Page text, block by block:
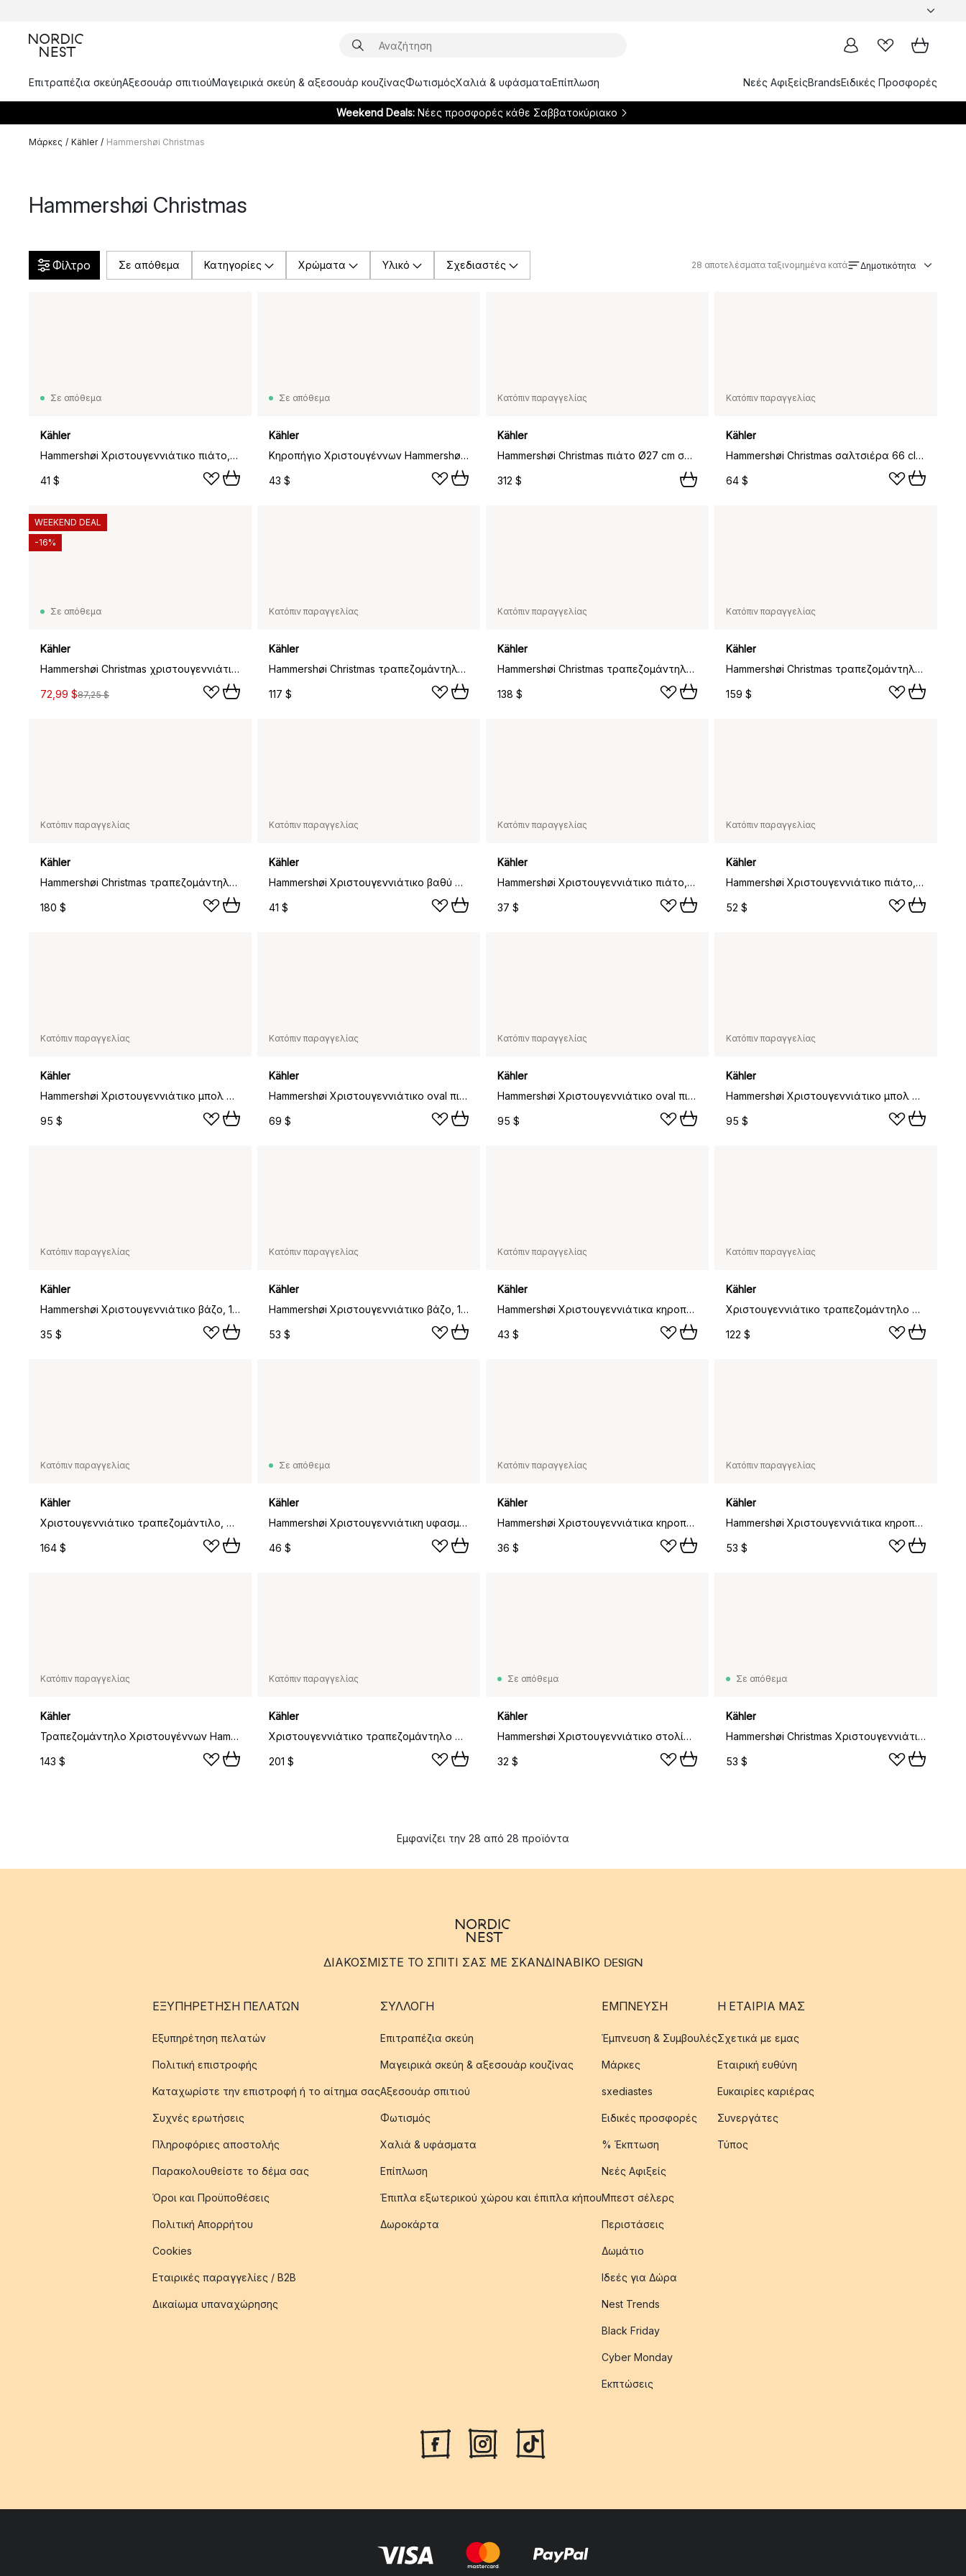
Επιτραπέζια σκεύηΑξεσουάρ σπιτιούΜαγειρικά σκεύη & αξεσουάρ κουζίναςΦωτισμόςΧαλιά & υφάσματαΕπίπλωση Νεές ΑφιξείςBrandsΕιδικές Προσφορές
Weekend Deals: Νέες προσφορές κάθε Σαββατοκύριακο
Μάρκες / Kähler / Hammershøi Christmas
Hammershøi Christmas
Φίλτρο Σε απόθεμα Κατηγορίες Χρώματα Υλικό Σχεδιαστές 28 αποτελέσματα ταξινομημένα κατά Δημοτικότητα
Σε απόθεμα
Kähler
Hammershøi Χριστουγεννιάτικο πιάτο, 22 εκ
41 $
Σε απόθεμα
Kähler
Κηροπήγιο Χριστουγέννων Hammershøi Ø13 εκ., Άσπρο
43 $
Κατόπιν παραγγελίας
Kähler
Hammershøi Christmas πιάτο Ø27 cm συσκευασία 6 τεμαχίων,
312 $
Κατόπιν παραγγελίας
Kähler
Hammershøi Christmas σαλτσιέρα 66 cl, Άσπρο
64 $
Σε απόθεμα
Kähler
Hammershøi Christmas χριστουγεννιάτικη κούπα 33 cl 2 μέρη, 2020 & 2021
72,99 $87,25 $
WEEKEND DEAL
-16%
Κατόπιν παραγγελίας
Kähler
Hammershøi Christmas τραπεζομάντηλο μπεζ, 150x220 εκ.
117 $
Κατόπιν παραγγελίας
Kähler
Hammershøi Christmas τραπεζομάντηλο μπεζ, 150x270 εκ.
138 $
Κατόπιν παραγγελίας
Kähler
Hammershøi Christmas τραπεζομάντηλο μπεζ, 150x320 εκ.
159 $
Κατόπιν παραγγελίας
Kähler
Hammershøi Christmas τραπεζομάντηλο μπεζ, 150x370 εκ.
180 $
Κατόπιν παραγγελίας
Kähler
Hammershøi Χριστουγεννιάτικο βαθύ πιάτο, 21 εκ
41 $
Κατόπιν παραγγελίας
Kähler
Hammershøi Χριστουγεννιάτικο πιάτο, 19 εκ
37 $
Κατόπιν παραγγελίας
Kähler
Hammershøi Χριστουγεννιάτικο πιάτο, 27 εκ
52 $
Κατόπιν παραγγελίας
Kähler
Hammershøi Χριστουγεννιάτικο μπολ Ø23 εκ, άσπρο
95 $
Κατόπιν παραγγελίας
Kähler
Hammershøi Χριστουγεννιάτικο oval πιατάκι, 22,5x28,5 cm
69 $
Κατόπιν παραγγελίας
Kähler
Hammershøi Χριστουγεννιάτικο oval πιατάκι, 27x34 εκ
95 $
Κατόπιν παραγγελίας
Kähler
Hammershøi Χριστουγεννιάτικο μπολ Ø30 εκ, άσπρο
95 $
Κατόπιν παραγγελίας
Kähler
Hammershøi Χριστουγεννιάτικο βάζο, 10.5 εκ
35 $
Κατόπιν παραγγελίας
Kähler
Hammershøi Χριστουγεννιάτικο βάζο, 13 cm
53 $
Κατόπιν παραγγελίας
Kähler
Hammershøi Χριστουγεννιάτικα κηροπήγια άσπρα, 16 εκ
43 $
Κατόπιν παραγγελίας
Kähler
Χριστουγεννιάτικο τραπεζομάντηλο Hammershøi 150x220 εκ., Άσπρο
122 $
Κατόπιν παραγγελίας
Kähler
Χριστουγεννιάτικο τραπεζομάντιλο, Hammershøi, 150x320 εκ, Λευκό
164 $
Σε απόθεμα
Kähler
Hammershøi Χριστουγεννιάτικη υφασμάτινη χαρτοπετσέτα 45x45 εκ 4-pack, άσπρο
46 $
Κατόπιν παραγγελίας
Kähler
Hammershøi Χριστουγεννιάτικα κηροπήγια άσπρα, 12 cm
36 $
Κατόπιν παραγγελίας
Kähler
Hammershøi Χριστουγεννιάτικα κηροπήγια άσπρα, 20 εκ
53 $
Κατόπιν παραγγελίας
Kähler
Τραπεζομάντηλο Χριστουγέννων Hammershøi 150x270 εκ., Λευκό
143 $
Κατόπιν παραγγελίας
Kähler
Χριστουγεννιάτικο τραπεζομάντηλο Hammershøi 150x370 εκατοστά, Λευκό
201 $
Σε απόθεμα
Kähler
Hammershøi Χριστουγεννιάτικο στολίδι Ø6 cm, 2023
32 $
Σε απόθεμα
Kähler
Hammershøi Christmas Χριστουγεννιάτικη Κάλτσα, Μπεζ
53 $
Εμφανίζει την 28 από 28 προϊόντα
ΔΙΑΚΟΣΜΙΣΤΕ ΤΟ ΣΠΙΤΙ ΣΑΣ ΜΕ ΣΚΑΝΔΙΝΑΒΙΚΟ DESIGN
ΕΞΥΠΗΡΈΤΗΣΗ ΠΕΛΑΤΏΝ
Εξυπηρέτηση πελατών
Πολιτική επιστροφής
Καταχωρίστε την επιστροφή ή το αίτημα σας
Συχνές ερωτήσεις
Πληροφόριες αποστολής
Παρακολουθείστε το δέμα σας
Όροι και Προϋποθέσεις
Πολιτική Απορρήτου
Cookies
Εταιρικές παραγγελίες / B2B
Δικαίωμα υπαναχώρησης
ΣΥΛΛΟΓΉ
Επιτραπέζια σκεύη
Μαγειρικά σκεύη & αξεσουάρ κουζίνας
Αξεσουάρ σπιτιού
Φωτισμός
Χαλιά & υφάσματα
Επίπλωση
Έπιπλα εξωτερικού χώρου και έπιπλα κήπου
Δωροκάρτα
ΈΜΠΝΕΥΣΗ
Έμπνευση & Συμβουλές
Μάρκες
sxediastes
Ειδικές προσφορές
% Έκπτωση
Νεές Αφιξείς
Μπεστ σέλερς
Περιστάσεις
Δωμάτιο
Ιδεές για Δώρα
Nest Trends
Black Friday
Cyber Monday
Εκπτώσεις
Η ΕΤΑΊΡΙΑ ΜΑΣ
Σχετικά με εμας
Εταιρική ευθύνη
Ευκαιρίες καριέρας
Συνεργάτες
Τύπος